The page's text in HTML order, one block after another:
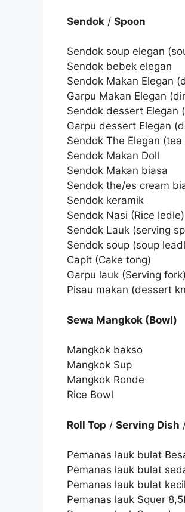
Sendok / Spoon
Sendok soup elegan
Sendok bebek elegan
Sendok Makan Elegan
Garpu Makan Elegan
Sendok dessert Elegan
Garpu dessert Elegan
Sendok The Elegan (tea
Sendok Makan Doll
Sendok Makan biasa
Sendok the/es cream
Sendok keramik
Sendok Nasi (Rice ledle)
Sendok Lauk (serving
Sendok soup (soup
Capit (Cake tong)
Garpu lauk (Serving fork)
Pisau makan (dessert
Sewa Mangkok (Bowl)
Mangkok bakso
Mangkok Sup
Mangkok Ronde
Rice Bowl
Roll Top / Serving Dish
Pemanas lauk bulat
Pemanas lauk bulat
Pemanas lauk bulat
Pemanas lauk Squer